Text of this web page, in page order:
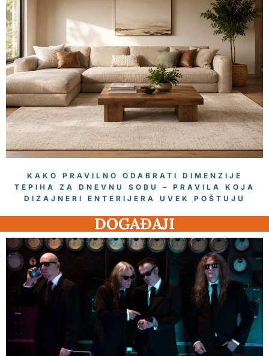
KAKO PRAVILNO ODABRATI DIMENZIJE
TEPIHA ZA DNEVNU SOBU – PRAVILA KOJA
DIZAJNERI ENTERIJERA UVEK POŠTUJU
DOGAĐAJI